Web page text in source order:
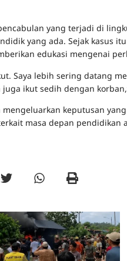
yang terjadi di
yang ada. Sejak kasus
edukasi mengenai
Saya lebih sering datang
ikut sedih dengan
keputusan
masa depan pendidikan